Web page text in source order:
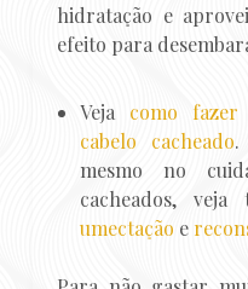
hidratação e
efeito para
Veja como
cabelo cacheado.
mesmo no
cacheados,
umectação e